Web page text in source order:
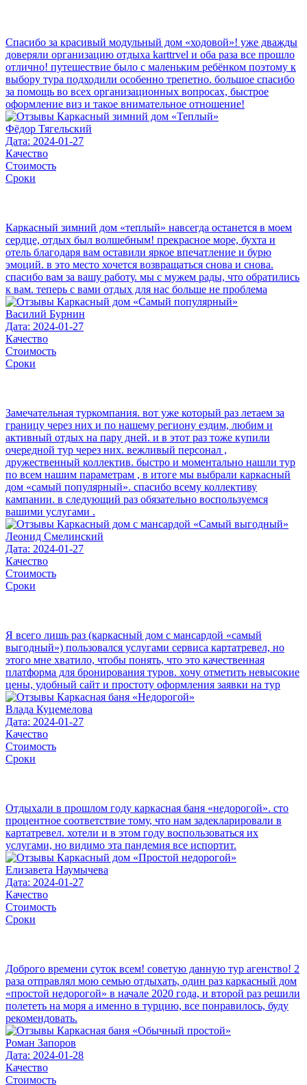
Спасибо за красивый модульный дом «ходовой»! уже дважды
доверяли организацию отдыха karttrvel и оба раза все прошло
отлично! путешествие было с маленьким ребёнком поэтому к
выбору тура подходили особенно трепетно. большое спасибо
за помощь во всех организационных вопросах, быстрое
оформление виз и такое внимательное отношение!
Фёдор Тягельский
Дата: 2024-01-27
Качество
Стоимость
Сроки
Каркасный зимний дом «теплый» навсегда останется в моем
сердце, отдых был волшебным! прекрасное море, бухта и
отель благодаря вам оставили яркое впечатление и бурю
эмоций. в это место хочется возвращаться снова и снова.
спасибо вам за вашу работу. мы с мужем рады, что обратились
к вам. теперь с вами отдых для нас больше не проблема
Василий Бурнин
Дата: 2024-01-27
Качество
Стоимость
Сроки
Замечательная туркомпания. вот уже который раз летаем за
границу через них и по нашему региону ездим, любим и
активный отдых на пару дней. и в этот раз тоже купили
очередной тур через них. вежливый персонал ,
дружественный коллектив. быстро и моментально нашли тур
по всем нашим параметрам , в итоге мы выбрали каркасный
дом «самый популярный». спасибо всему коллективу
кампании. в следующий раз обязательно воспользуемся
вашими услугами .
Леонид Смелинский
Дата: 2024-01-27
Качество
Стоимость
Сроки
Я всего лишь раз (каркасный дом с мансардой «самый
выгодный») пользовался услугами сервиса картатревел, но
этого мне хватило, чтобы понять, что это качественная
платформа для бронирования туров. хочу отметить невысокие
цены, удобный сайт и простоту оформления заявки на тур
Влада Куцемелова
Дата: 2024-01-27
Качество
Стоимость
Сроки
Отдыхали в прошлом году каркасная баня «недорогой». сто
процентное соответствие тому, что нам задекларировали в
картатревел. хотели и в этом году воспользоваться их
услугами, но видимо эта пандемия все испортит.
Елизавета Наумычева
Дата: 2024-01-27
Качество
Стоимость
Сроки
Доброго времени суток всем! советую данную тур агенство! 2
раза отправлял мою семью отдыхать, один раз каркасный дом
«простой недорогой» в начале 2020 года, и второй раз решили
полететь на моря а именно в турцию, все понравилось, буду
рекомендовать.
Роман Запоров
Дата: 2024-01-28
Качество
Стоимость